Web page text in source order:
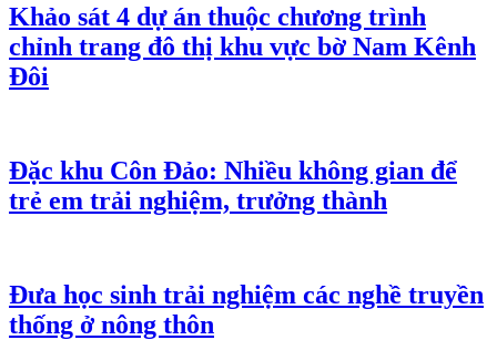
Khảo sát 4 dự án thuộc chương trình
chỉnh trang đô thị khu vực bờ Nam Kênh
Đôi
Đặc khu Côn Đảo: Nhiều không gian để
trẻ em trải nghiệm, trưởng thành
Đưa học sinh trải nghiệm các nghề truyền
thống ở nông thôn